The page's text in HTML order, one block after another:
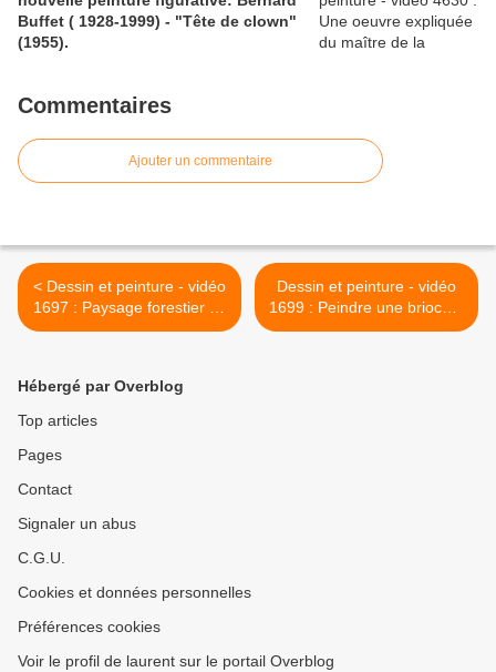
Buffet ( 1928-1999) - "Tête de clown"
(1955).
Commentaires
Ajouter un commentaire
< Dessin et peinture - vidéo
1697 : Paysage forestier en
lumière diffuse - huile sur
Dessin et peinture - vidéo
1699 : Peindre une brioche,
à l'aquarelle,en trompe-
Hébergé par Overblog
Top articles
Pages
Contact
Signaler un abus
C.G.U.
Cookies et données personnelles
Préférences cookies
Voir le profil de laurent sur le portail Overblog